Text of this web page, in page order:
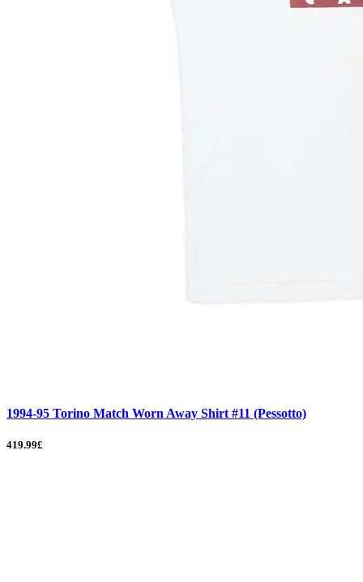
1994-95 Torino Match Worn Away Shirt #11 (Pessotto)
419.99£